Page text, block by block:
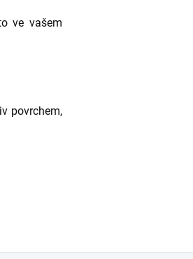
ve vašem
povrchem,